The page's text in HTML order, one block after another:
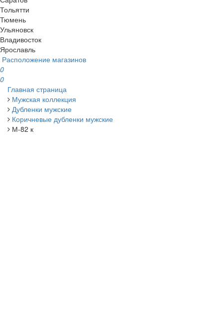
Тольятти
Тюмень
Ульяновск
Владивосток
Ярославль
Расположение магазинов
0
0
Главная страница
Мужская коллекция
Дубленки мужские
Коричневые дубленки мужские
М-82 к